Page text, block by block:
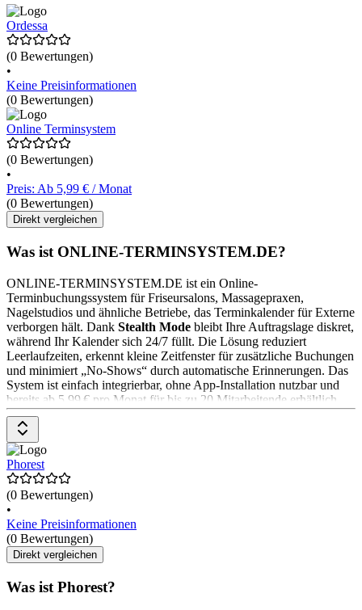
Ordessa
(0 Bewertungen)
•
Keine Preisinformationen
(0 Bewertungen)
Online Terminsystem
(0 Bewertungen)
•
Preis: Ab 5,99 € / Monat
(0 Bewertungen)
Direkt vergleichen
Was ist ONLINE-TERMINSYSTEM.DE?
ONLINE-TERMINSYSTEM.DE ist ein Online-
Terminbuchungssystem für Friseursalons, Massagepraxen,
Nagelstudios und ähnliche Betriebe, das Terminkalender für Externe
verborgen hält. Dank Stealth Mode bleibt Ihre Auftragslage diskret,
während Ihr Kalender sich 24/7 füllt. Die Lösung reduziert
Leerlaufzeiten, erkennt kleine Zeitfenster für zusätzliche Buchungen
und minimiert „No-Shows“ durch automatische Erinnerungen. Das
System ist einfach integrierbar, ohne App-Installation nutzbar und
bereits ab 5,99 € pro Monat für bis zu 20 Mitarbeitende erhältlich.
Phorest
(0 Bewertungen)
•
Keine Preisinformationen
(0 Bewertungen)
Direkt vergleichen
Was ist Phorest?